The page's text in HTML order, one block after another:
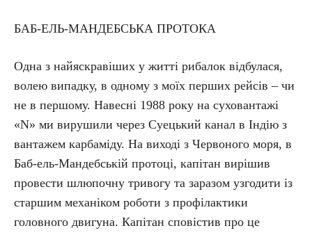
БАБ-ЕЛЬ-МАНДЕБСЬКА ПРОТОКА
Одна з найяскравіших у житті рибалок відбулася,
волею випадку, в одному з моїх перших рейсів – чи
не в першому. Навесні 1988 року на суховантажі
«N» ми вирушили через Суецький канал в Індію з
вантажем карбаміду. На виході з Червоного моря, в
Баб-ель-Мандебській протоці, капітан вирішив
провести шлюпочну тривогу та заразом узгодити із
старшим механіком роботи з профілактики
головного двигуна. Капітан сповістив про це